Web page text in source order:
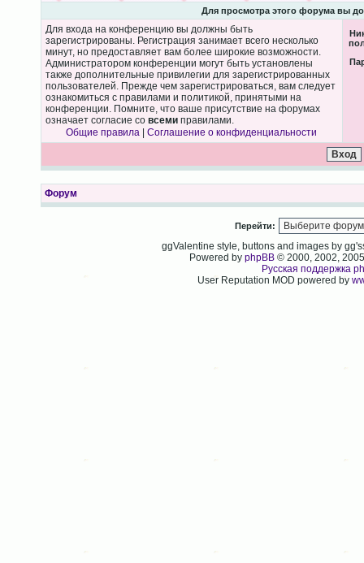
Для просмотра этого форума вы
Для входа на конференцию вы должны быть
зарегистрированы. Регистрация занимает всего несколько
минут, но предоставляет вам более широкие возможности.
Администратором конференции могут быть установлены
также дополнительные привилегии для зарегистрированных
пользователей. Прежде чем зарегистрироваться, вам следует
ознакомиться с правилами и политикой, принятыми на
конференции. Помните, что ваше присутствие на форумах
означает согласие со всемиправилами.
Общие правила
Соглашение о конфиденциальности
Форум
Перейти:
ggValentine style, buttons and images by
Powered byphpBB © 2000, 2002,
Русская поддержка
User Reputation MOD powered by